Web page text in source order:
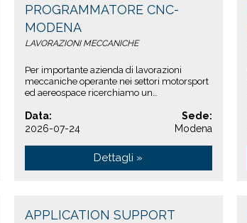
PROGRAMMATORE CNC-
MODENA
LAVORAZIONI MECCANICHE
Per importante azienda di lavorazioni
meccaniche operante nei settori motorsport
ed aereospace ricerchiamo un
programmazione di macchine utensili a ...
Data:
2026-07-24
Sede:
Modena
Dettagli »
APPLICATION SUPPORT